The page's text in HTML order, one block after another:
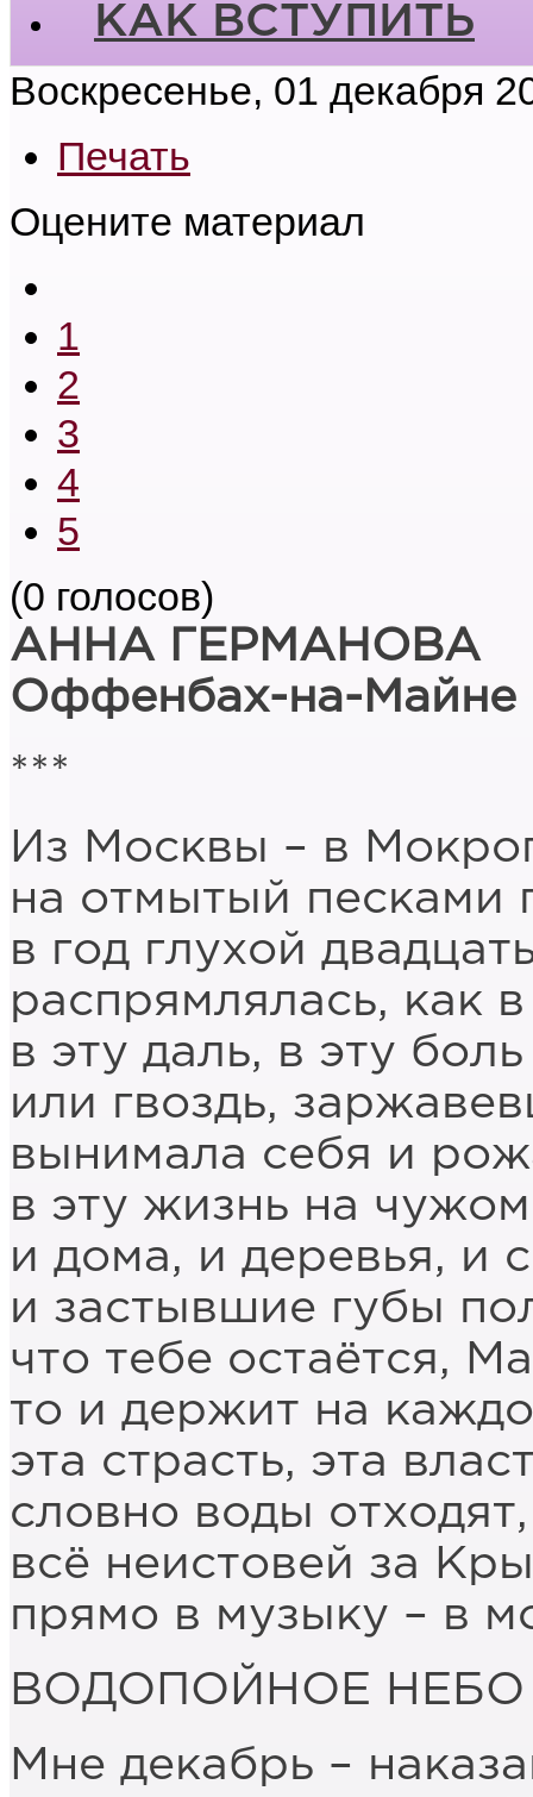
КАК ВСТУПИТЬ
Воскресенье, 01 декабря
Печать
Оцените материал
1
2
3
4
5
(0 голосов)
АННА ГЕРМАНОВА
Оффенбах-на-Майне
***
Из Москвы – в
на отмытый песками
в год глухой
распрямлялась, как
в эту даль, в эту
или гвоздь,
вынимала себя и
в эту жизнь на
и дома, и деревья, и
и застывшие губы
что тебе остаётся,
то и держит на
эта страсть, эта
словно воды
всё неистовей за
прямо в музыку – в
ВОДОПОЙНОЕ НЕБО
Мне декабрь –